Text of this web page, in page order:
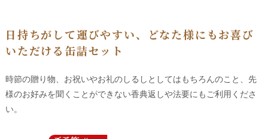
日持ちがして運びやすい、どなた様にもお喜び
いただける缶詰セット
時節の贈り物、お祝いやお礼のしるしとしてはもちろんのこと、先
様のお好みを聞くことができない香典返しや法要にもご利用くださ
い。